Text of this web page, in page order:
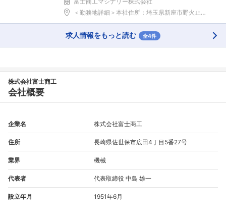
＜勤務地詳細＞本社住所：埼玉県新座市野火止2-5-...
求人情報をもっと読む 全4件
株式会社富士商工
会社概要
企業名 株式会社富士商工
住所 長崎県佐世保市広田4丁目5番27号
業界 機械
代表者 代表取締役 中島 雄一
設立年月 1951年6月